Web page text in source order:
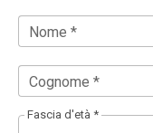
Nome *
Cognome *
Fascia d'età *